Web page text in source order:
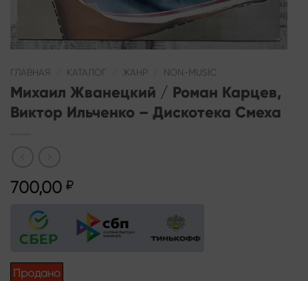
ГЛАВНАЯ КАТАЛОГ ЖАНР NON-MUSIC
Михаил Жванецкий / Роман Карцев,
Виктор Ильченко – Дискотека Смеха
700,00 ₽
Продано